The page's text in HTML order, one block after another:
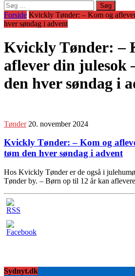
Søg
efter:
Forside Kvickly Tønder: – Kom og
hver søndag i advent
Kvickly Tønder: –
aflever din julesok
den hver søndag i
Tønder 20. november 2024
Kvickly Tønder: – Kom og
tøm den hver søndag i advent
Hos Kvickly Tønder er de også i
Tønder by. – Børn op til 12 år kan
Sydnyt.dk